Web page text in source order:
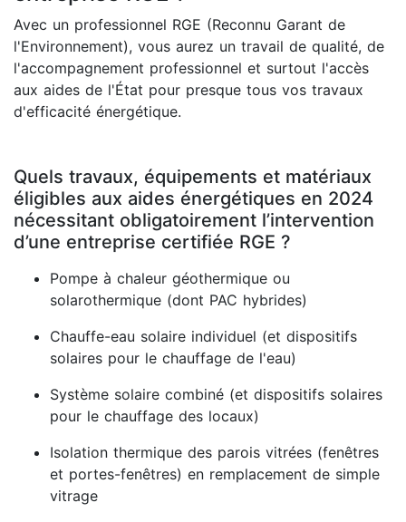
Avec un professionnel RGE (Reconnu Garant de
l'Environnement), vous aurez un travail de qualité, de
l'accompagnement professionnel et surtout l'accès
aux aides de l'État pour presque tous vos travaux
d'efficacité énergétique.
Quels travaux, équipements et matériaux
éligibles aux aides énergétiques en 2024
nécessitant obligatoirement l’intervention
d’une entreprise certifiée RGE ?
Pompe à chaleur géothermique ou
solarothermique (dont PAC hybrides)
Chauffe-eau solaire individuel (et dispositifs
solaires pour le chauffage de l'eau)
Système solaire combiné (et dispositifs solaires
pour le chauffage des locaux)
Isolation thermique des parois vitrées (fenêtres
et portes-fenêtres) en remplacement de simple
vitrage